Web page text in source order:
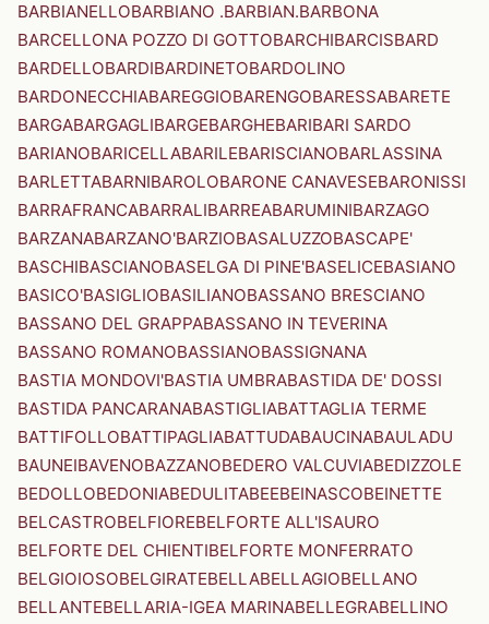
BARBIANELLOBARBIANO .BARBIAN.BARBONA
BARCELLONA POZZO DI GOTTOBARCHIBARCISBARD
BARDELLOBARDIBARDINETOBARDOLINO
BARDONECCHIABAREGGIOBARENGOBARESSABARETE
BARGABARGAGLIBARGEBARGHEBARIBARI SARDO
BARIANOBARICELLABARILEBARISCIANOBARLASSINA
BARLETTABARNIBAROLOBARONE CANAVESEBARONISSI
BARRAFRANCABARRALIBARREABARUMINIBARZAGO
BARZANABARZANO'BARZIOBASALUZZOBASCAPE'
BASCHIBASCIANOBASELGA DI PINE'BASELICEBASIANO
BASICO'BASIGLIOBASILIANOBASSANO BRESCIANO
BASSANO DEL GRAPPABASSANO IN TEVERINA
BASSANO ROMANOBASSIANOBASSIGNANA
BASTIA MONDOVI'BASTIA UMBRABASTIDA DE' DOSSI
BASTIDA PANCARANABASTIGLIABATTAGLIA TERME
BATTIFOLLOBATTIPAGLIABATTUDABAUCINABAULADU
BAUNEIBAVENOBAZZANOBEDERO VALCUVIABEDIZZOLE
BEDOLLOBEDONIABEDULITABEEBEINASCOBEINETTE
BELCASTROBELFIOREBELFORTE ALL'ISAURO
BELFORTE DEL CHIENTIBELFORTE MONFERRATO
BELGIOIOSOBELGIRATEBELLABELLAGIOBELLANO
BELLANTEBELLARIA-IGEA MARINABELLEGRABELLINO